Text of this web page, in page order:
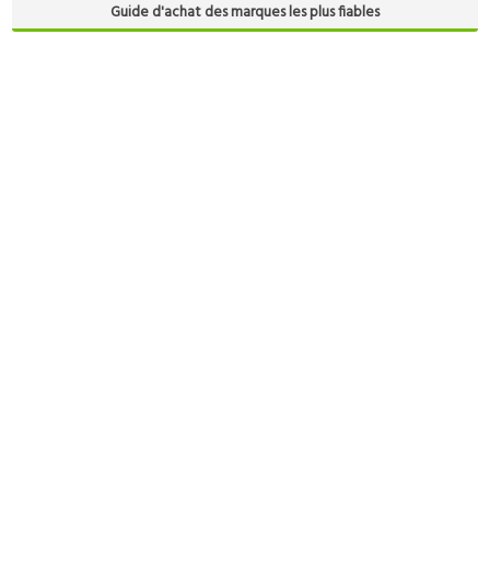
Guide d'achat des marques les plus fiables